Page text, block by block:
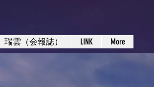
瑞雲（会報誌） LINK More